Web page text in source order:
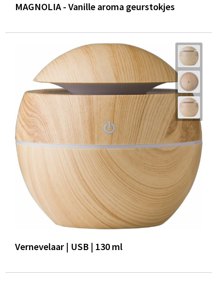
MAGNOLIA - Vanille aroma geurstokjes
Vernevelaar | USB | 130 ml